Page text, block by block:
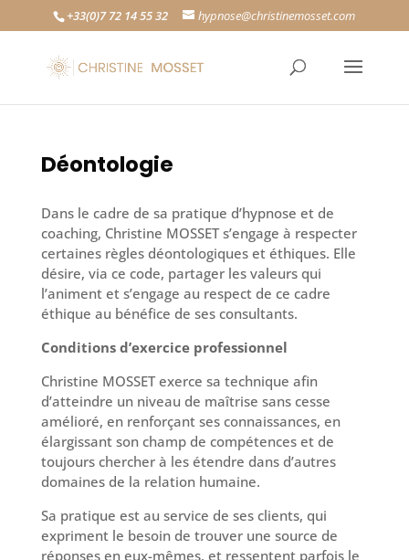
+33(0)7 72 14 55 32 hypnose@christinemosset.com
Déontologie
Dans le cadre de sa pratique d’hypnose et de
coaching, Christine MOSSET s’engage à respecter
certaines règles déontologiques et éthiques. Elle
désire, via ce code, partager les valeurs qui
l’animent et s’engage au respect de ce cadre
éthique au bénéfice de ses consultants.
Conditions d’exercice professionnel
Christine MOSSET exerce sa technique afin
d’atteindre un niveau de maîtrise sans cesse
amélioré, en renforçant ses connaissances, en
élargissant son champ de compétences et de
toujours chercher à les étendre dans d’autres
domaines de la relation humaine.
Sa pratique est au service de ses clients, qui
expriment le besoin de trouver une source de
réponses en eux-mêmes, et ressentent parfois le